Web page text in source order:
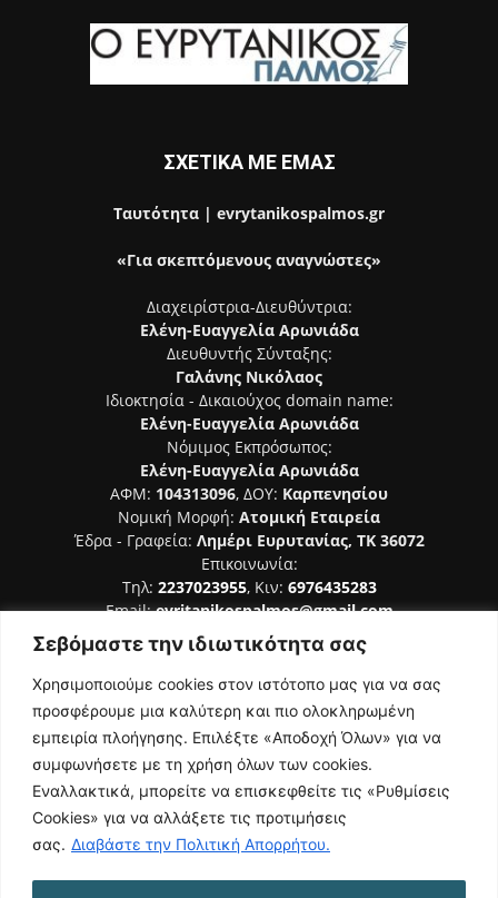
Σεβόμαστε την ιδιωτικότητα σας
Χρησιμοποιούμε cookies στον ιστότοπο μας για να σας
προσφέρουμε μια καλύτερη και πιο ολοκληρωμένη
εμπειρία πλοήγησης. Επιλέξτε «Αποδοχή Όλων» για να
συμφωνήσετε με τη χρήση όλων των cookies.
Εναλλακτικά, μπορείτε να επισκεφθείτε τις «Ρυθμίσεις
Cookies» για να αλλάξετε τις προτιμήσεις
σας. Διαβάστε την Πολιτική Απορρήτου.
ΣΧΕΤΙΚΑ ΜΕ ΕΜΑΣ
Ταυτότητα | evrytanikospalmos.gr
«Για σκεπτόμενους αναγνώστες»
Διαχειρίστρια-Διευθύντρια:
Ελένη-Ευαγγελία Αρωνιάδα
Διευθυντής Σύνταξης:
Γαλάνης Νικόλαος
Ιδιοκτησία - Δικαιούχος domain name:
Ελένη-Ευαγγελία Αρωνιάδα
Νόμιμος Εκπρόσωπος:
Ελένη-Ευαγγελία Αρωνιάδα
ΑΦΜ: 104313096, ΔΟΥ: Καρπενησίου
Νομική Μορφή: Ατομική Εταιρεία
Έδρα - Γραφεία: Λημέρι Ευρυτανίας, ΤΚ 36072
Επικοινωνία:
Τηλ: 2237023955, Κιν: 6976435283
Email:evritanikospalmos@gmail.com
Αριθμός Πιστοποίησης Μ.Η.Τ. 242044
ΑΚΟΛΟΥΘΗΣΕ ΜΑΣ